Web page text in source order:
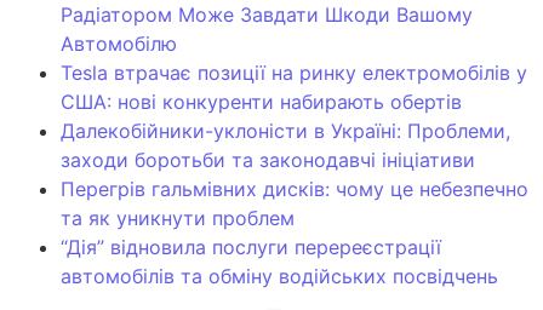
Радіатором Може Завдати Шкоди Вашому
Автомобілю
Tesla втрачає позиції на ринку електромобілів у
США: нові конкуренти набирають обертів
Далекобійники-уклоністи в Україні: Проблеми,
заходи боротьби та законодавчі ініціативи
Перегрів гальмівних дисків: чому це небезпечно
та як уникнути проблем
“Дія” відновила послуги перереєстрації
автомобілів та обміну водійських посвідчень